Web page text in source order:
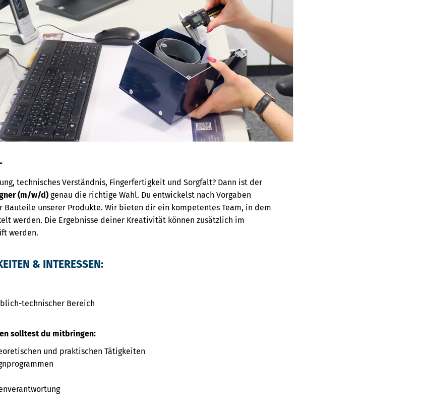
technisches Verständnis, Fingerfertigkeit und Sorgfalt? Dann ist der
(m/w/d) genau die richtige Wahl. Du entwickelst nach Vorgaben
Bauteile unserer Produkte. Wir bieten dir ein kompetentes Team, in dem
werden. Die Ergebnisse deiner Kreativität können zusätzlich im
werden.
& INTERESSEN:
technischer Bereich
solltest du mitbringen:
und praktischen Tätigkeiten